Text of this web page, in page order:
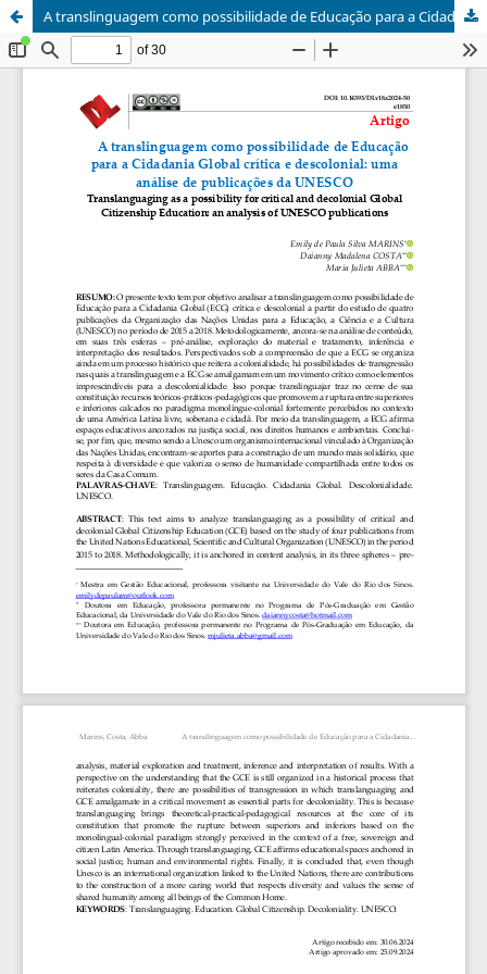
A translinguagem como possibilidade de Educação para a Cidadania Global crítica e descolonial